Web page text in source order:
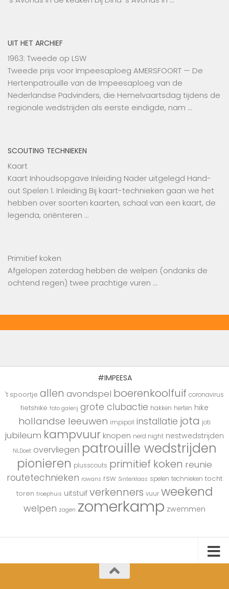
UIT HET ARCHIEF
1963: Tweede op LSW
Tweede prijs voor Impeesaploeg AMERSFOORT — De
Hertenpatrouille van de Impeesaploeg van de
Nederlandse Padvinders, die Hemelvaartsdag tijdens de
regionale wedstrijden als eerste eindigde, nam …
SCOUTING TECHNIEKEN
Kaart
Kaart Inhoudsopgave Inleiding Nader uitgelegd Hand-
out Spelen 1. Inleiding Bij kaart-technieken gaan we het
hebben over soorten kaarten, schaal van een kaart, de
legenda, oriënteren …
Primitief koken
Afgelopen zaterdag hebben de ‪‎welpen ‬(ondanks de
ochtend regen) twee prachtige vuren …
#IMPEESA
't spoortje allen avondspel boerenkoolfuif coronavirus
fietshike foto galerij grote clubactie hakken herten hike
hollandse leeuwen impipoll installatie jota joti
jubileum kampvuur knopen nerd night nestwedstrijden
NLDoet overvliegen patrouille wedstrijden
pionieren plusscouts primitief koken reunie
routetechnieken rowans rsw Sinterklaas spelen technieken tocht
toren troephuis uitstuif verkenners vuur weekend
welpen zagen zomerkamp zwemmen